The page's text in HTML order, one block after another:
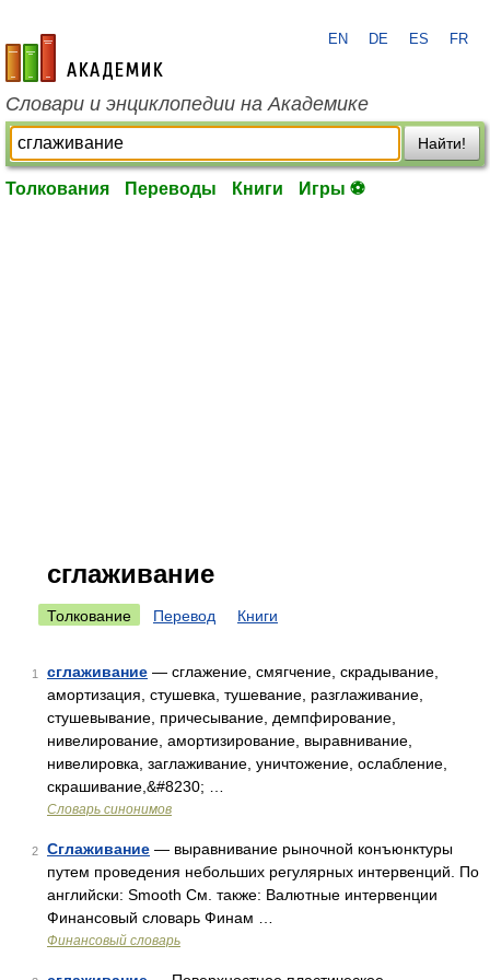
academic.ru
EN DE ES FR
Словари и энциклопедии на Академике
Найти!
Толкования Переводы Книги Игры ⚽
сглаживание
Толкование Перевод Книги
1 сглаживание — сглажение, смягчение, скрадывание,
амортизация, стушевка, тушевание, разглаживание,
стушевывание, причесывание, демпфирование,
нивелирование, амортизирование, выравнивание,
нивелировка, заглаживание, уничтожение, ослабление,
скрашивание,&#8230; …
Словарь синонимов
2 Сглаживание — выравнивание рыночной конъюнктуры
путем проведения небольших регулярных интервенций. По
английски: Smooth См. также: Валютные интервенции
Финансовый словарь Финам …
Финансовый словарь